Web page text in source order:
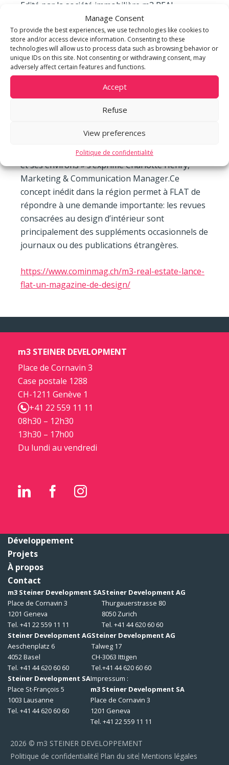
Manage Consent
To provide the best experiences, we use technologies like cookies to
store and/or access device information. Consenting to these
technologies will allow us to process data such as browsing behavior or
unique IDs on this site. Not consenting or withdrawing consent, may
adversely affect certain features and functions.
Accept
Refuse
View preferences
Politique de confidentialité
Edité par la société immobilière m3 REAL
ESTATE, FLAT est entièrement réalisé par
l’agence de presse genevoise LargeNetwork, qui
bénéficie d’une expérience de plus de 15 ans
dans le lancement et la gestion de publications à
haute valeur ajoutée éditoriale.« FLAT est un
véritable vecteur de communication et de
notoriété pour m3. Nous offrons à nos clients
par le bais de FLAT, un magazine genevois, une
bibliothèque, le magazine apporte des conseils
accessibles à un lectorat exigeant, basé à Genève
et ses environs » s’exprime Charlotte Henry,
Marketing & Communication Manager.Ce
concept inédit dans la région permet à FLAT de
répondre à une demande importante: les revues
consacrées au design d’intérieur sont
principalement des suppléments occasionnels de
journaux ou des publications étrangères.
https://www.cominmag.ch/m3-real-estate-lance-
flat-un-magazine-de-design/
m3 STEINER DEVELOPMENT
Place de Cornavin 3
Case postale 1288
CH-1211 Genève 1
+41 22 559 11 11
08h30 – 12h30
13h30 – 17h00
Du lundi au vendredi
Développement
Projets
À propos
Contact
m3 Steiner Development SA
Place de Cornavin 3
1201 Geneva
Tel. +41 22 559 11 11
Steiner Development AG
Thurgauerstrasse 80
8050 Zurich
Tel. +41 44 620 60 60
Steiner Development AG
Aeschenplatz 6
4052 Basel
Tel. +41 44 620 60 60
Steiner Development AG
Talweg 17
CH-3063 Ittigen
Tel.+41 44 620 60 60
Steiner Development SA
Place St-François 5
1003 Lausanne
Tel. +41 44 620 60 60
Impressum :
m3 Steiner Development SA
Place de Cornavin 3
1201 Geneva
Tel. +41 22 559 11 11
2026 © m3 STEINER DEVELOPPEMENT
Politique de confidentialité Plan du site Mentions légales